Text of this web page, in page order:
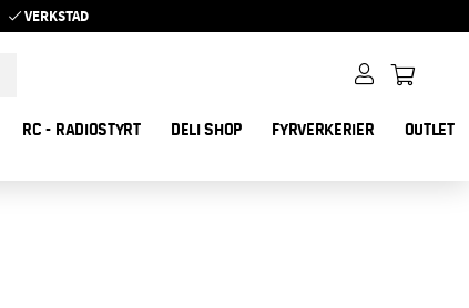
VERKSTAD
RC - RADIOSTYRT DELI SHOP FYRVERKERIER
OUTLET